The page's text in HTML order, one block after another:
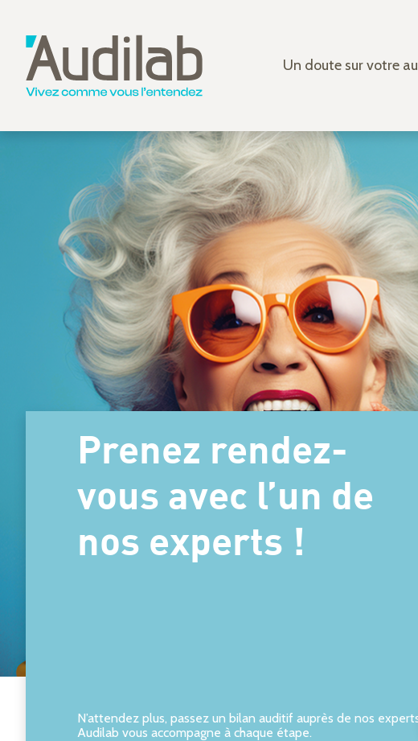
Un doute sur votre
Prenez rendez-
vous avec l’un de
nos experts !
N’attendez plus, passez un bilan auditif auprès de nos
Audilab vous accompagne à chaque étape.